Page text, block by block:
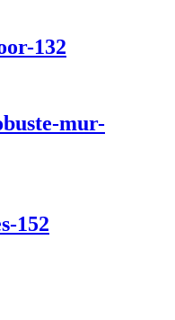
132
mur-
152